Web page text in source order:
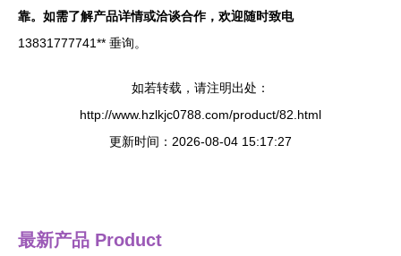
靠。如需了解产品详情或洽谈合作，欢迎随时致电
13831777741** 垂询。
如若转载，请注明出处：
http://www.hzlkjc0788.com/product/82.html
更新时间：2026-08-04 15:17:27
最新产品 Product